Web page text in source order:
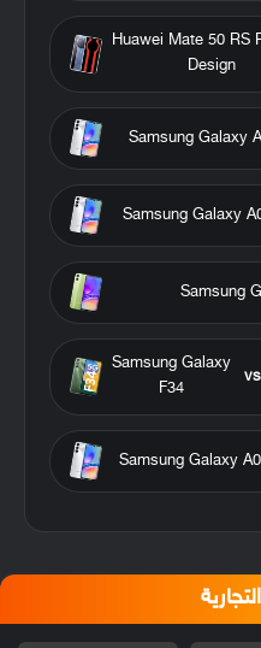
Huawei Mate 50 RS
Design
Samsung Galaxy
Samsung Galaxy
Samsung
vs
Samsung Galaxy
F34
Samsung Galaxy